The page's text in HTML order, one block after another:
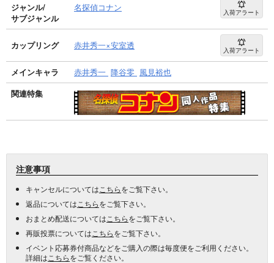
ジャンル/
サブジャンル
名探偵コナン 入荷アラート
カップリング 赤井秀一×安室透 入荷アラート
メインキャラ 赤井秀一 降谷零 風見裕也
関連特集
注意事項
キャンセルについては こちらをご覧下さい。
返品については こちらをご覧下さい。
おまとめ配送については こちらをご覧下さい。
再販投票については こちらをご覧下さい。
イベント応募券付商品などをご購入の際は毎度便をご利用ください。
詳細は こちらをご覧ください。